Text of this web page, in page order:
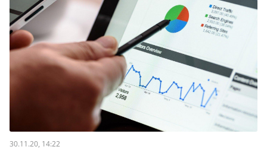
30.11.20, 14:22